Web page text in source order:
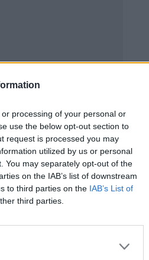
processing of your personal or
use the below opt-out section to
request is processed you may
utilized by us or personal
You may separately opt-out of the
on the IAB’s list of downstream
to third parties on the IAB’s List of
third parties.